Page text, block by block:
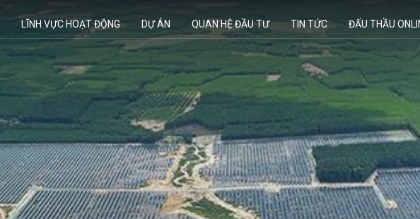
LĨNH VỰC HOẠT ĐỘNG DỰ ÁN QUAN HỆ ĐẦU TƯ TIN TỨC ĐẤU THẦU